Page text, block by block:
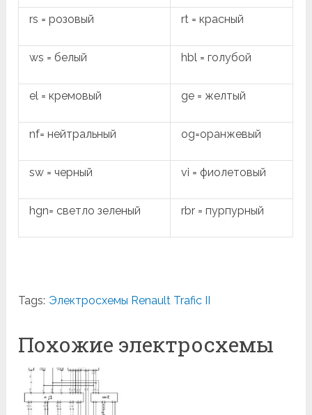
rs = розовый rt = красный
ws = белый hbl = голубой
el = кремовый ge = желтый
nf= нейтральный og=оранжевый
sw = черный vi = фиолетовый
hgn= светло зеленый rbr = пурпурный
Tags: Электросхемы Renault Trafic II
Похожие электросхемы